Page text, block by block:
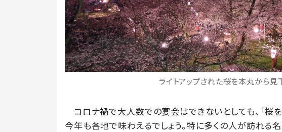
ライトアップされた桜を本丸から見
コロナ禍で大人数での宴会はできないとしても、「桜
今年も各地で味わえるでしょう。特に多くの人が訪れる